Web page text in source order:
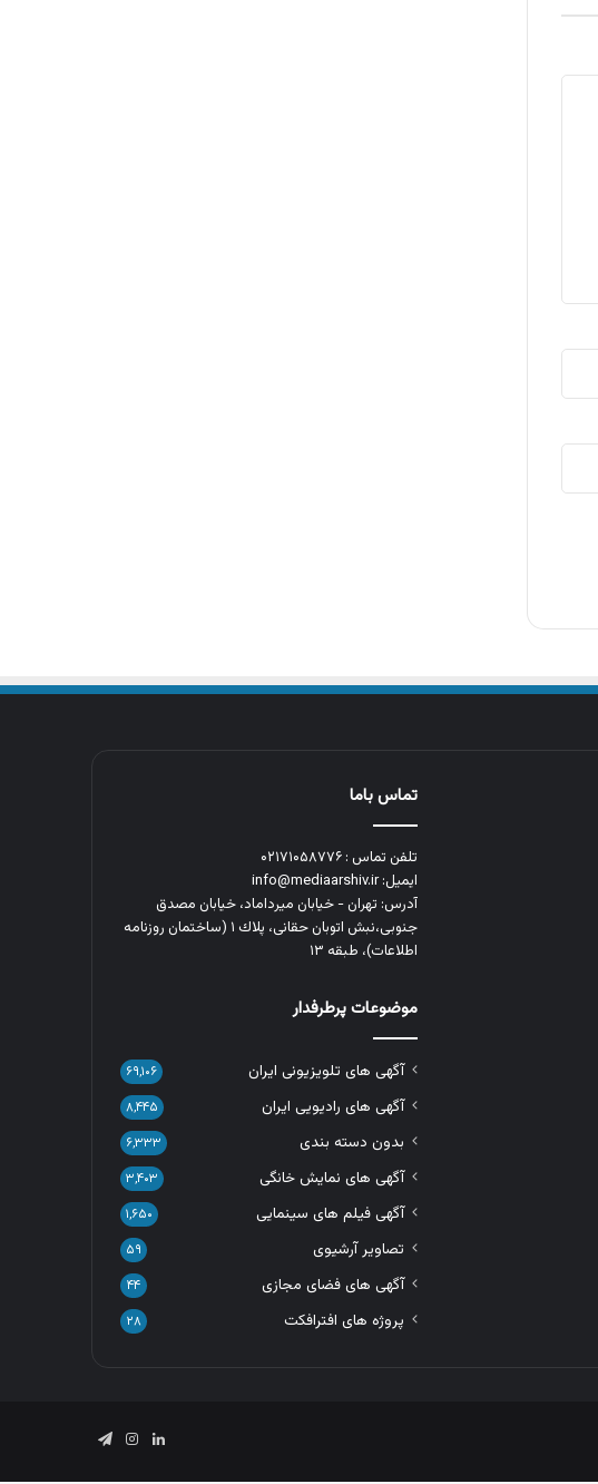
تماس باما
تلفن تماس : ۰۲۱۷۱۰۵۸۷۷۶
ایمیل: info@mediaarshiv.ir
آدرس: تهران - خیابان میرداماد، خیابان مصدق
جنوبی،نبش اتوبان حقانی، پلاك ١ (ساختمان روزنامه
اطلاعات)، طبقه ۱۳
موضوعات پرطرفدار
آگهی های تلویزیونی ایران ۶۹,۱۰۶
آگهی های رادیویی ایران ۸,۴۴۵
بدون دسته بندی ۶,۳۳۳
آگهی های نمایش خانگی ۳,۴۰۳
آگهی فیلم های سینمایی ۱,۶۵۰
تصاویر آرشیوی ۵۹
آگهی های فضای مجازی ۴۴
پروژه های افترافکت ۲۸
لینکدیناینستاگرام
تلگرام